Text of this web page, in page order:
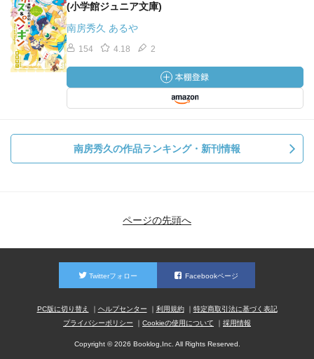
(小学館ジュニア文庫)
南房秀久 あるや
154 4.18 2
南房秀久の作品ランキング・新刊情報
ページの先頭へ
Twitterフォロー Facebookページ
PC版に切り替え ヘルプセンター 利用規約
特定商取引法に基づく表記
プライバシーポリシー
Cookieの使用について 採用情報
Copyright © 2026 Booklog,Inc. All Rights Reserved.